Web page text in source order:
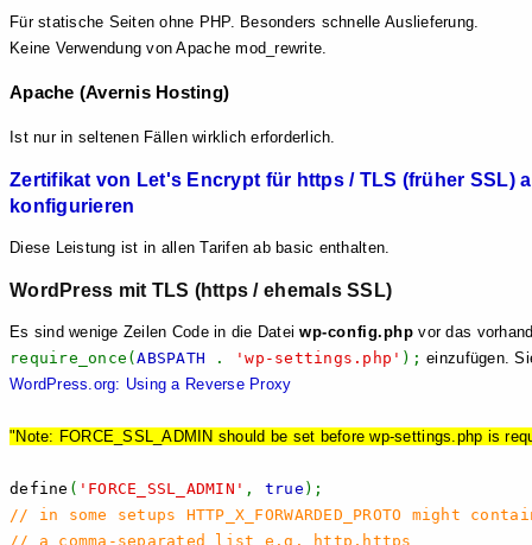
Für statische Seiten ohne PHP. Besonders schnelle Auslieferung.
Keine Verwendung von Apache mod_rewrite.
Apache (Avernis Hosting)
Ist nur in seltenen Fällen wirklich erforderlich.
Zertifikat von Let's Encrypt für https / TLS (früher SSL)
konfigurieren
Diese Leistung ist in allen Tarifen ab basic enthalten.
WordPress mit TLS (https / ehemals SSL)
Es sind wenige Zeilen Code in die Dateiwp-config.php vor das
require_once(ABSPATH . 'wp-settings.php' ); einzufügen.
WordPress.org: Using a Reverse Proxy
"Note: FORCE_SSL_ADMIN should be set before wp-settings.php is
define ( 'FORCE_SSL_ADMIN' , true );
// in some setups HTTP_X_FORWARDED_PROTO might
// a comma-separated list e.g. http,https